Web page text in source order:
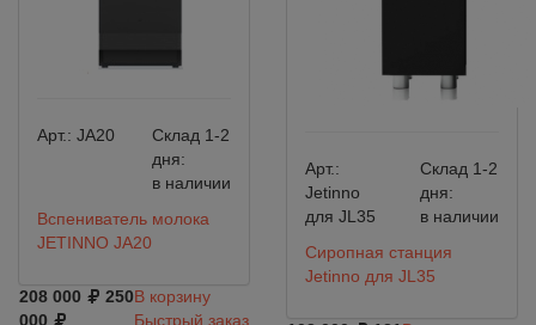
Арт.: JА20
Склад 1-2
дня:
в наличии
Вспениватель молока
JETINNO JА20
208 000
250
000
В корзину
Быстрый заказ
Арт.:
Jetinno
для JL35
Склад 1-2
дня:
в наличии
Сиропная станция
Jetinno для JL35